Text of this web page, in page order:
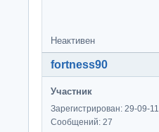
Неактивен
fortness90
Участник
Зарегистрирован: 29-09-11
Сообщений: 27